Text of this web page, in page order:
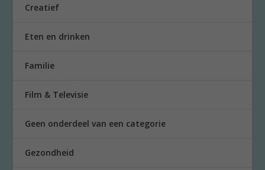
Creatief
Eten en drinken
Familie
Film & Televisie
Geen onderdeel van een categorie
Gezondheid